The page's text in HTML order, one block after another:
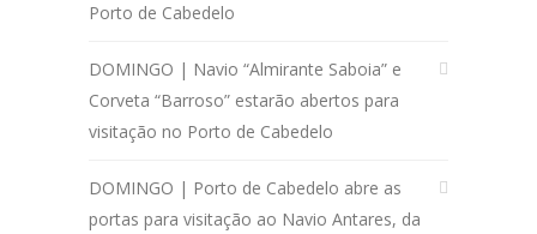
Porto de Cabedelo
DOMINGO | Navio “Almirante Saboia” e
Corveta “Barroso” estarão abertos para
visitação no Porto de Cabedelo
DOMINGO | Porto de Cabedelo abre as
portas para visitação ao Navio Antares, da